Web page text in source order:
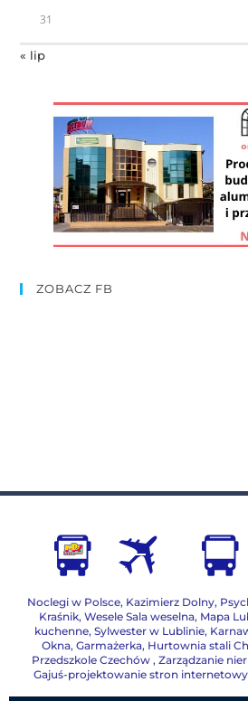
31
« lip
ZOBACZ FB
Noclegi w Polsce, Kazimierz Dolny,
Kraśnik, Wesele Sala weselna, Mapa
kuchenne, Sylwester w Lublinie,
Okna, Garmażerka, Hurtownia stali
Przedszkole Czechów , Zarządzanie
Gajuś-projektowanie stron